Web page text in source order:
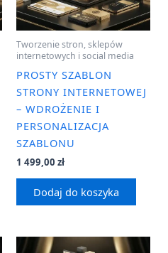
Tworzenie stron, sklepów
internetowych i social media
PROSTY SZABLON
STRONY INTERNETOWEJ
– WDROŻENIE I
PERSONALIZACJA
SZABLONU
1 499,00 zł
Dodaj do koszyka